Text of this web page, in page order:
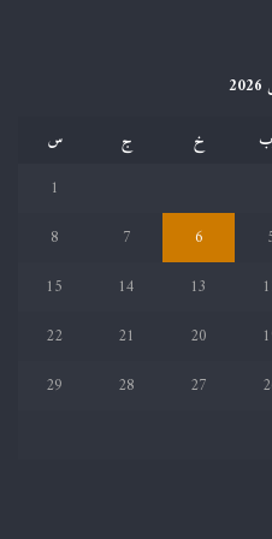
خ ج
س
1
6
7
8
13
14
15
20
21
22
27
28
29